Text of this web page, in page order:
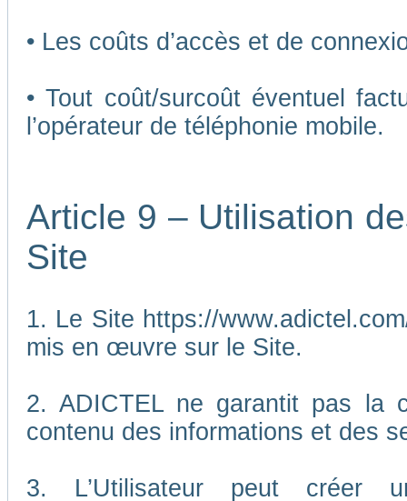
• Les coûts d’accès et de
• Tout coût/surcoût éventuel
l’opérateur de téléphonie mobile.
Article 9 – Utilisation
Site
1. Le Site https://
mis en œuvre sur le Site.
2. ADICTEL ne garantit pas la
contenu des informations et des
3. L’Utilisateur peut créer